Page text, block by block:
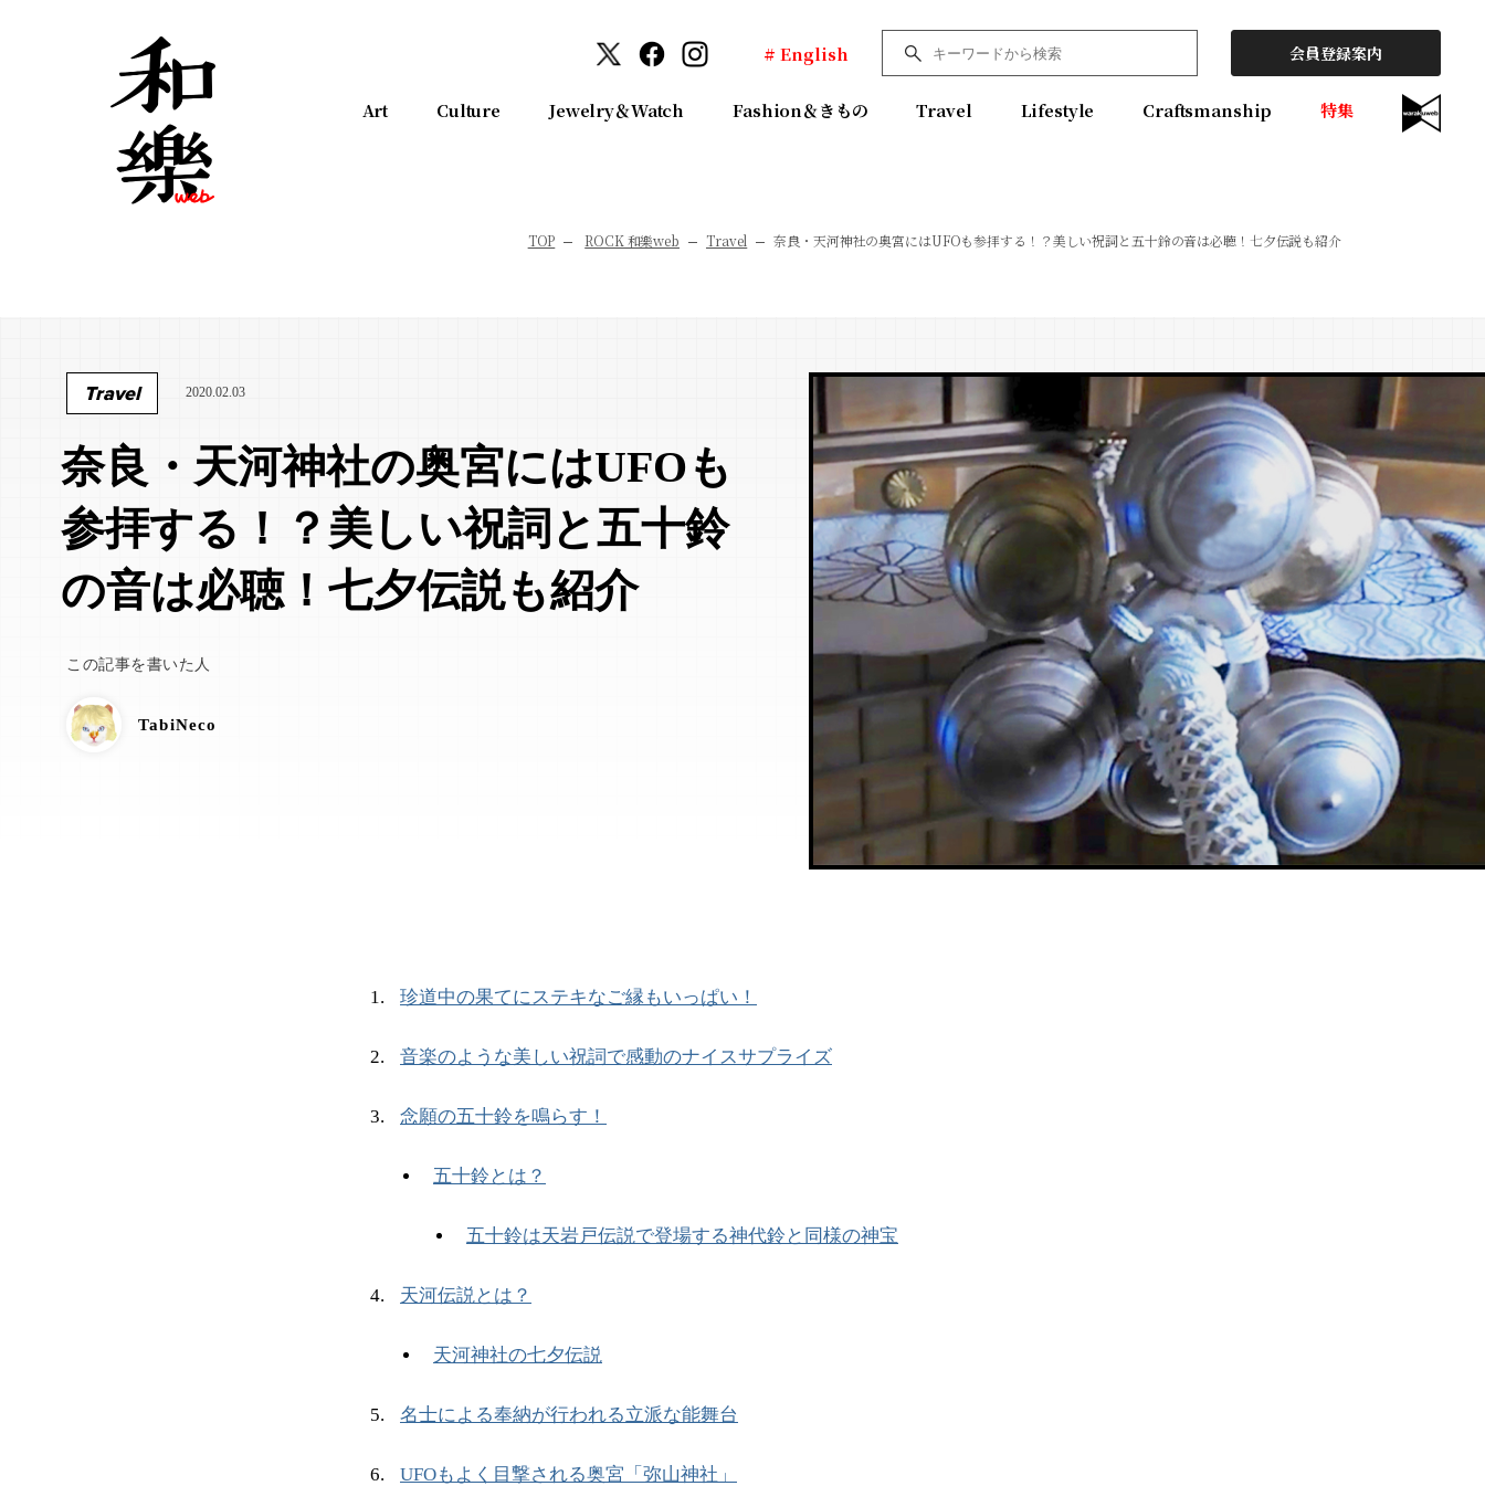
# English 会員登録案内
Art Culture Jewelry＆Watch Fashion＆きもの Travel Lifestyle Craftsmanship 特集
TOP ROCK 和樂web Travel 奈良・天河神社の奥宮にはUFOも参拝する！？美しい祝詞と五十鈴の音は必聴！七夕伝説も紹介
Travel 2020.02.03
奈良・天河神社の奥宮にはUFOも
参拝する！？美しい祝詞と五十鈴
の音は必聴！七夕伝説も紹介
この記事を書いた人
TabiNeco
珍道中の果てにステキなご縁もいっぱい！
音楽のような美しい祝詞で感動のナイスサプライズ
念願の五十鈴を鳴らす！
五十鈴とは？
五十鈴は天岩戸伝説で登場する神代鈴と同様の神宝
天河伝説とは？
天河神社の七夕伝説
名士による奉納が行われる立派な能舞台
UFOもよく目撃される奥宮「弥山神社」